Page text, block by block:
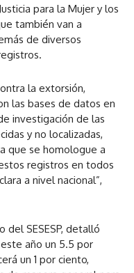
para la Mujer y los
también van a
de diversos
la extorsión,
las bases de datos en
investigación de las
y no localizadas,
que se homologue a
registros en todos
a nivel nacional”,
del SESESP, detalló
año un 5.5 por
un 1 por ciento,